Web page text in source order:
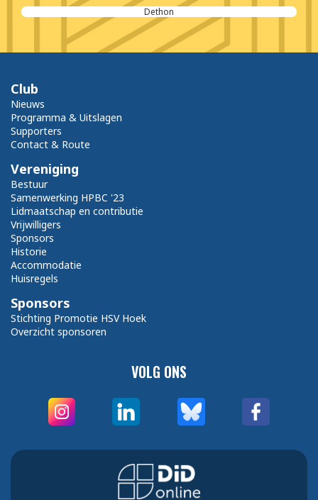
VOLG ONS
Club
Nieuws
Programma & Uitslagen
Supporters
Contact & Route
Vereniging
Bestuur
Samenwerking HPBC '23
Lidmaatschap en contributie
Vrijwilligers
Sponsors
Historie
Accommodatie
Huisregels
Sponsors
Stichting Promotie HSV Hoek
Overzicht sponsoren